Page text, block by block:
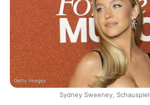
Getty Images
Sydney Sweeney,